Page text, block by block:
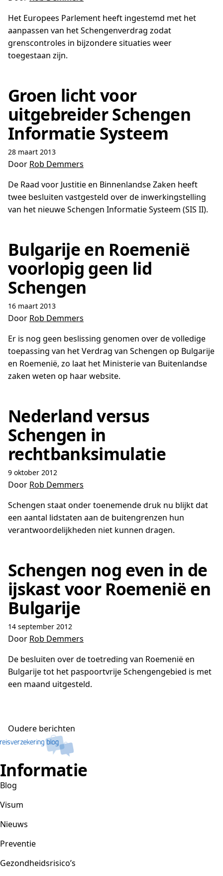
Het Europees Parlement heeft ingestemd met het
aanpassen van het Schengenverdrag zodat
grenscontroles in bijzondere situaties weer
toegestaan zijn.
Groen licht voor
uitgebreider Schengen
Informatie Systeem
28 maart 2013
Door Rob Demmers
De Raad voor Justitie en Binnenlandse Zaken heeft
twee besluiten vastgesteld over de inwerkingstelling
van het nieuwe Schengen Informatie Systeem (SIS II).
Bulgarije en Roemenië
voorlopig geen lid
Schengen
16 maart 2013
Door Rob Demmers
Er is nog geen beslissing genomen over de volledige
toepassing van het Verdrag van Schengen op Bulgarije
en Roemenië, zo laat het Ministerie van Buitenlandse
zaken weten op haar website.
Nederland versus
Schengen in
rechtbanksimulatie
9 oktober 2012
Door Rob Demmers
Schengen staat onder toenemende druk nu blijkt dat
een aantal lidstaten aan de buitengrenzen hun
verantwoordelijkheden niet kunnen dragen.
Schengen nog even in de
ijskast voor Roemenië en
Bulgarije
14 september 2012
Door Rob Demmers
De besluiten over de toetreding van Roemenië en
Bulgarije tot het paspoortvrije Schengengebied is met
een maand uitgesteld.
Berichtennavigatie
Oudere berichten
Informatie
Blog
Visum
Nieuws
Preventie
Gezondheidsrisico’s